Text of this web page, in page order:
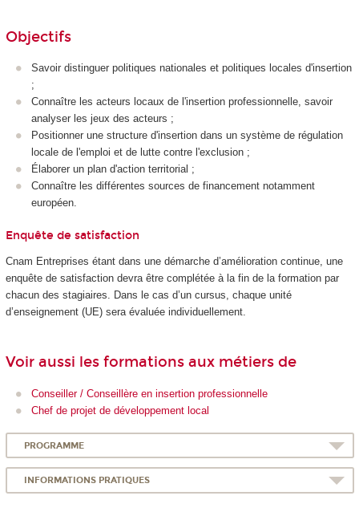
Objectifs
Savoir distinguer politiques nationales et politiques locales d'insertion
;
Connaître les acteurs locaux de l'insertion professionnelle, savoir
analyser les jeux des acteurs ;
Positionner une structure d'insertion dans un système de régulation
locale de l'emploi et de lutte contre l'exclusion ;
Élaborer un plan d'action territorial ;
Connaître les différentes sources de financement notamment
européen.
Enquête de satisfaction
Cnam Entreprises étant dans une démarche d’amélioration continue, une
enquête de satisfaction devra être complétée à la fin de la formation par
chacun des stagiaires. Dans le cas d’un cursus, chaque unité
d’enseignement (UE) sera évaluée individuellement.
Voir aussi les formations aux métiers de
Conseiller / Conseillère en insertion professionnelle
Chef de projet de développement local
PROGRAMME
INFORMATIONS PRATIQUES